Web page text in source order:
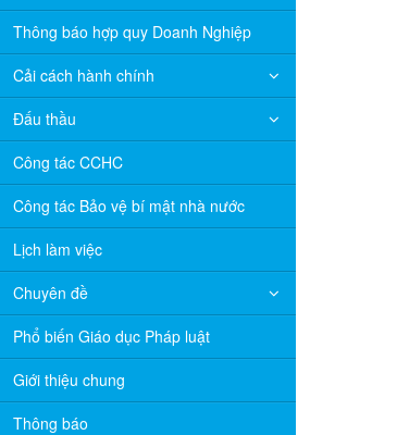
Thông báo hợp quy Doanh Nghiệp
Cải cách hành chính
Đấu thầu
Công tác CCHC
Công tác Bảo vệ bí mật nhà nước
Lịch làm việc
Chuyên đề
Phổ biến Giáo dục Pháp luật
Giới thiệu chung
Thông báo
V/v đề nghị báo cáo hệ thống phân
phối, nhãn hiệu hàng hóa và hoạt động
mua bán khí trên địa bàn tỉnh năm 2025
(nhắc lần 2).
Thông báo bán thanh lý tài sản công